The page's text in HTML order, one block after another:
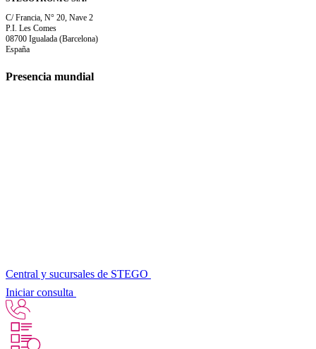
C/ Francia, N° 20, Nave 2
P.I. Les Comes
08700 Igualada (Barcelona)
España
Presencia mundial
Central y sucursales de STEGO
Iniciar consulta